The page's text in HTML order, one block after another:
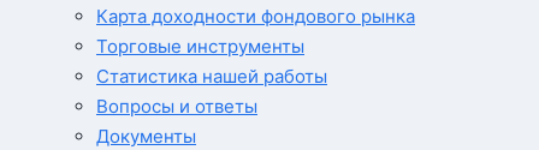
Карта доходности фондового рынка
Торговые инструменты
Статистика нашей работы
Вопросы и ответы
Документы